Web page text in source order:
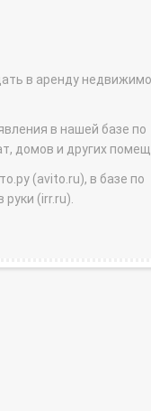
в аренду
в нашей базе по
домов и других
(avito.ru), в базе по
(irr.ru).